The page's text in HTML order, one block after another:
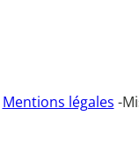
Mentions légales -